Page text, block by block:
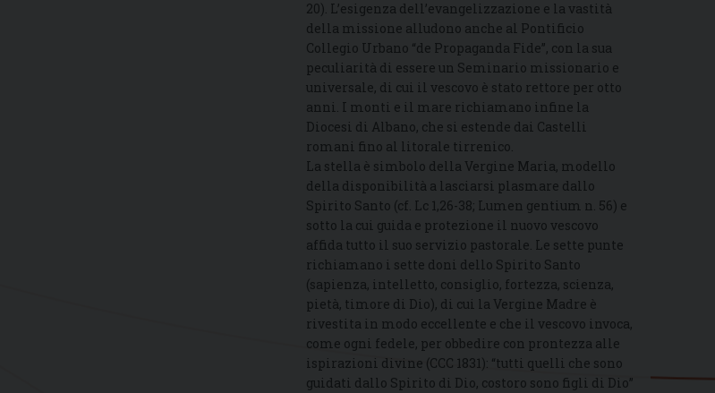
20). L’esigenza dell’evangelizzazione e la vastità
della missione alludono anche al Pontificio
Collegio Urbano “de Propaganda Fide”, con la sua
peculiarità di essere un Seminario missionario e
universale, di cui il vescovo è stato rettore per otto
anni. I monti e il mare richiamano infine la
Diocesi di Albano, che si estende dai Castelli
romani fino al litorale tirrenico.
La stella è simbolo della Vergine Maria, modello
della disponibilità a lasciarsi plasmare dallo
Spirito Santo (cf. Lc 1,26-38; Lumen gentium n. 56) e
sotto la cui guida e protezione il nuovo vescovo
affida tutto il suo servizio pastorale. Le sette punte
richiamano i sette doni dello Spirito Santo
(sapienza, intelletto, consiglio, fortezza, scienza,
pietà, timore di Dio), di cui la Vergine Madre è
rivestita in modo eccellente e che il vescovo invoca,
come ogni fedele, per obbedire con prontezza alle
ispirazioni divine (CCC 1831): “tutti quelli che sono
guidati dallo Spirito di Dio, costoro sono figli di Dio”